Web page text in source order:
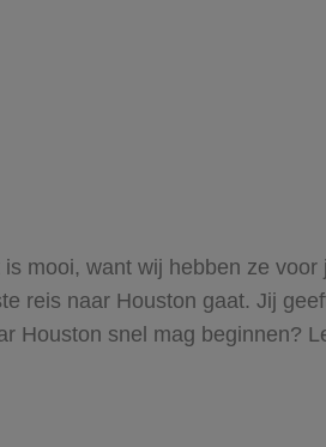
mooi, want wij hebben ze
reis naar Houston gaat. Jij
snel mag beginnen?